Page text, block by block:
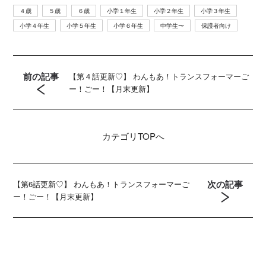
４歳 ５歳 ６歳 小学１年生 小学２年生
小学３年生
小学４年生
小学５年生 小学６年生 中学生〜 保護者向け
前の記事
【第４話更新♡】 わんもあ！トランスフォーマーご
ー！ごー！【月末更新】
カテゴリTOPへ
【第6話更新♡】 わんもあ！トランスフォーマーご
ー！ごー！【月末更新】
次の記事